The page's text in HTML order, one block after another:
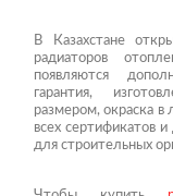
В Казахстане
радиаторов
появляются
гарантия,
размером, окраска
всех сертификатов
для строительных